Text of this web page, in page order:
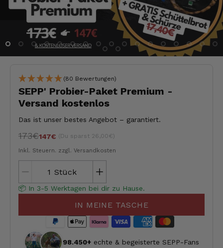
(80 Bewertungen)
SEPP' Probier-Paket Premium -
Versand kostenlos
Das ist unser bestes Angebot – garantiert.
173€147€ (Du sparst 26,00€)
Inkl. Steuern. zzgl. Versandkosten
Stück
📦 In 3-5 Werktagen bei dir zu Hause.
IN MEINE TASCHE
98.450+ echte & begeisterte SEPP-Fans